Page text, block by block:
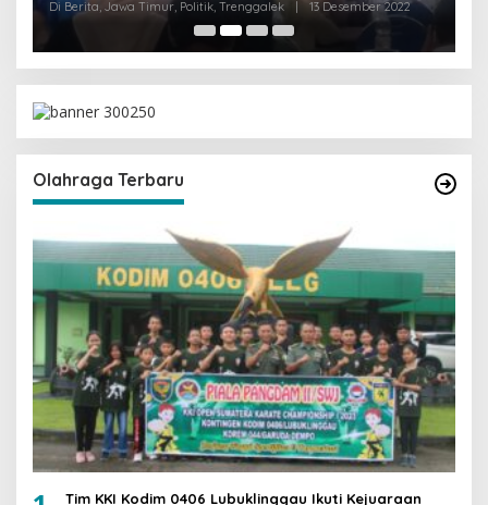
Di Berita, Jawa Timur, Politik, Trenggalek 13 Desember 2022
Olahraga Terbaru
Tim KKI Kodim 0406 Lubuklinggau Ikuti Kejuaraan